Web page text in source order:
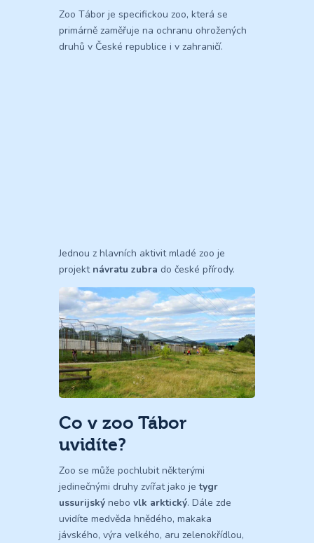
Zoo Tábor je specifickou zoo, která se
primárně zaměřuje na ochranu ohrožených
druhů v České republice i v zahraničí.
Jednou z hlavních aktivit mladé zoo je
projekt návratu zubra do české přírody.
Co v zoo Tábor
uvidíte?
Zoo se může pochlubit některými
jedinečnými druhy zvířat jako jetygr
ussurijský nebo vlk arktický. Dále zde
uvidíte medvěda hnědého, makaka
jávského, výra velkého, aru zelenokřídlou,